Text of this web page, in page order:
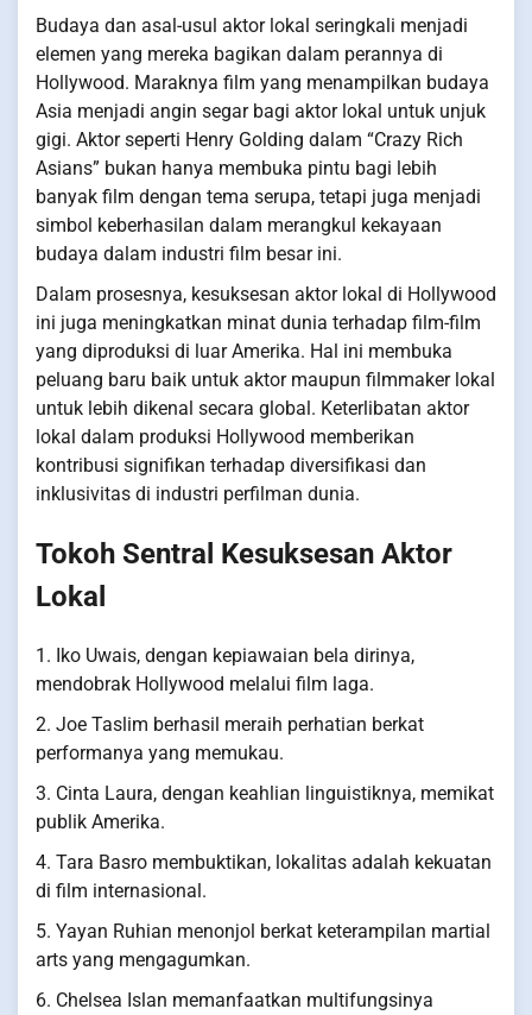
Budaya dan asal-usul aktor lokal seringkali menjadi
elemen yang mereka bagikan dalam perannya di
Hollywood. Maraknya film yang menampilkan budaya
Asia menjadi angin segar bagi aktor lokal untuk unjuk
gigi. Aktor seperti Henry Golding dalam “Crazy Rich
Asians” bukan hanya membuka pintu bagi lebih
banyak film dengan tema serupa, tetapi juga menjadi
simbol keberhasilan dalam merangkul kekayaan
budaya dalam industri film besar ini.
Dalam prosesnya, kesuksesan aktor lokal di Hollywood
ini juga meningkatkan minat dunia terhadap film-film
yang diproduksi di luar Amerika. Hal ini membuka
peluang baru baik untuk aktor maupun filmmaker lokal
untuk lebih dikenal secara global. Keterlibatan aktor
lokal dalam produksi Hollywood memberikan
kontribusi signifikan terhadap diversifikasi dan
inklusivitas di industri perfilman dunia.
Tokoh Sentral Kesuksesan Aktor
Lokal
1. Iko Uwais, dengan kepiawaian bela dirinya,
mendobrak Hollywood melalui film laga.
2. Joe Taslim berhasil meraih perhatian berkat
performanya yang memukau.
3. Cinta Laura, dengan keahlian linguistiknya, memikat
publik Amerika.
4. Tara Basro membuktikan, lokalitas adalah kekuatan
di film internasional.
5. Yayan Ruhian menonjol berkat keterampilan martial
arts yang mengagumkan.
6. Chelsea Islan memanfaatkan multifungsinya